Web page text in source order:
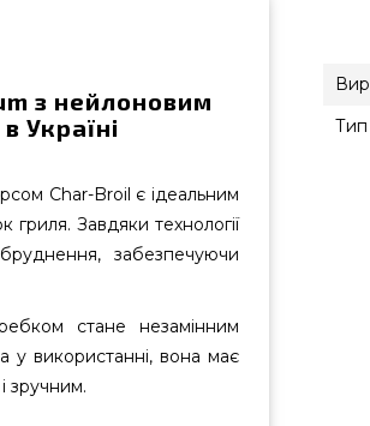
з нейлоновим
Україні
Char-Broil є ідеальним
Завдяки технології
забезпечуючи
стане незамінним
у використанні, вона має
зручним.
Тип